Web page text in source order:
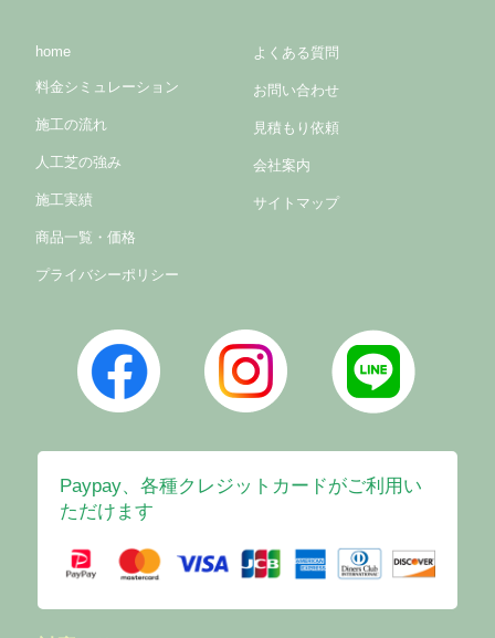
home
料金シミュレーション
施工の流れ
人工芝の強み
施工実績
商品一覧・価格
プライバシーポリシー
よくある質問
お問い合わせ
見積もり依頼
会社案内
サイトマップ
Paypay、各種クレジットカードがご利用い
ただけます